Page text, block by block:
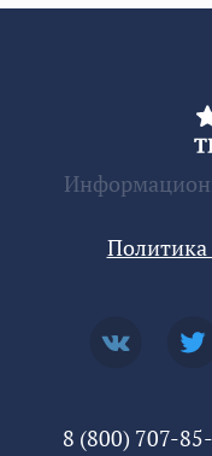
8 (800) 707-